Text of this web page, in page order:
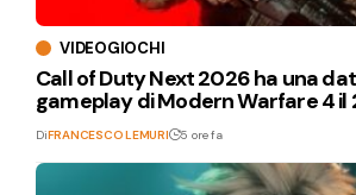
VIDEOGIOCHI
Call of Duty Next 2026 ha una
gameplay di Modern Warfare 4 il
DiFRANCESCO LEMURI 5 ore fa